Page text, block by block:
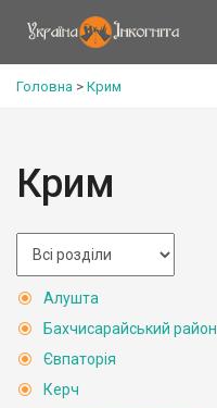
Головна > Крим
Крим
Алушта
Бахчисарайський район
Євпаторія
Керч